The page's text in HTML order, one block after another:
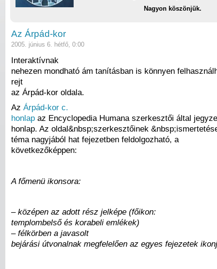
Nagyon köszönjük.
Az Árpád-kor
2005. június 6. hétfő, 0:00
Interaktívnak
nehezen mondható ám tanításban is könnyen
rejt
az Árpád-kor oldala.
Az Árpád-kor c.
honlap az Encyclopedia Humana szerkesztői által
honlap. Az oldal&nbsp;szerkesztőinek
téma nagyjából hat fejezetben feldolgozható, a
következőképpen:
A főmenü ikonsora:
– középen az adott rész jelképe (főikon:
templombelső és korabeli emlékek)
– félkörben a javasolt
bejárási útvonalnak megfelelően az egyes fejezetek